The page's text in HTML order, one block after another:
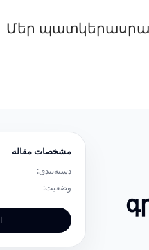
Մեր
مشخصات مقاله
دسته‌بندی:
وضعیت: